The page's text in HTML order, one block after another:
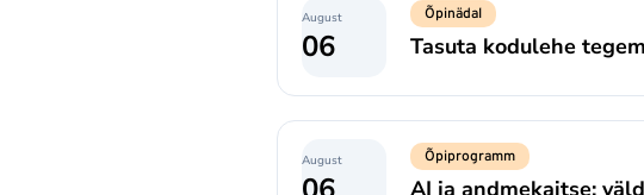
August
06
Õpinädal
Tasuta kodulehe
August Õpiprogramm
AI ja andmekaitse: